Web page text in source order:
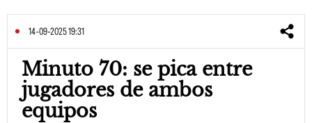
14-09-2025 19:31
Minuto 70: se pica entre
jugadores de ambos
equipos